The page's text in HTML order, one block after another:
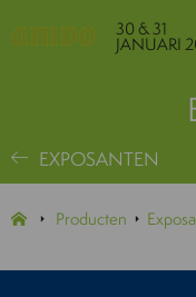
30 & 31
JANUARI
EXPOSANTEN
Producten